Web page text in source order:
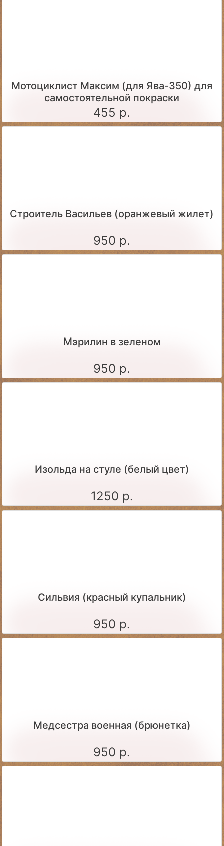
Мотоциклист Максим (для Ява-350) для
самостоятельной покраски
455 р.
Строитель Васильев (оранжевый жилет)
950 р.
Мэрилин в зеленом
950 р.
Изольда на стуле (белый цвет)
1250 р.
Сильвия (красный купальник)
950 р.
Медсестра военная (брюнетка)
950 р.